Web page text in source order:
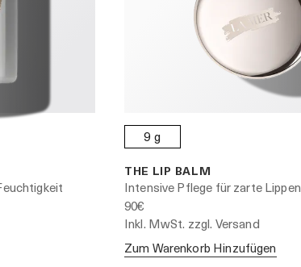
9 g
THE LIP BALM
Intensive Pflege für zarte Lippen
90€
Inkl. MwSt. zzgl. Versand
Zum Warenkorb Hinzufügen